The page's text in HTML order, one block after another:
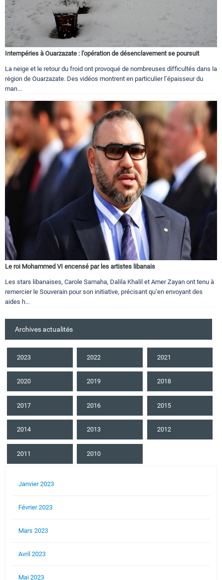
Intempéries à Ouarzazate : l’opération de désenclavement se poursuit
La neige et le retour du froid ont provoqué de nombreuses difficultés dans la
région de Ouarzazate. Des vidéos montrent en particulier l’épaisseur du
man...
Le roi Mohammed VI encensé par les artistes libanais
Les stars libanaises, Carole Samaha, Dalila Khalil et Amer Zayan ont tenu à
remercier le Souverain pour son initiative, précisant qu’en envoyant des
aides h...
Archives actualités
2023 2022 2021
2020 2019 2018
2017 2016 2015
2014 2013 2012
2011 2010
Janvier 2023
Février 2023
Mars 2023
Avril 2023
Mai 2023